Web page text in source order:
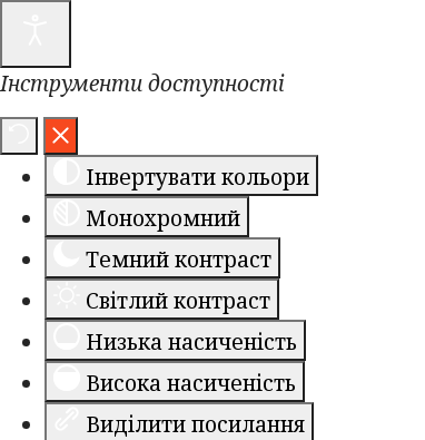
Інструменти доступності
Інвертувати кольори
Монохромний
Темний контраст
Світлий контраст
Низька насиченість
Висока насиченість
Виділити посилання